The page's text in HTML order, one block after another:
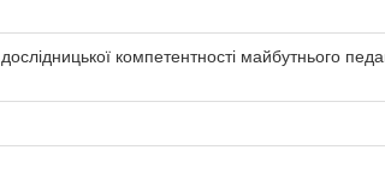
компетентності майбутнього